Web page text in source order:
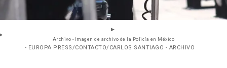
Archivo - Imagen de archivo de la Policía en México
- EUROPA PRESS/CONTACTO/CARLOS SANTIAGO - ARCHIVO